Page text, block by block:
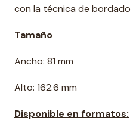
con la técnica de bordado
Tamaño
Ancho: 81 mm
Alto: 162.6 mm
Disponible en formatos: